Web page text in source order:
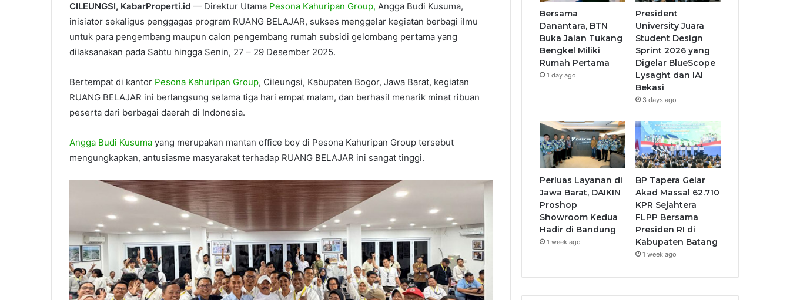
CILEUNGSI, KabarProperti.id — Direktur Utama Pesona Kahuripan Group, Angga Budi Kusuma,
inisiator sekaligus penggagas program RUANG BELAJAR, sukses menggelar kegiatan berbagi ilmu
untuk para pengembang maupun calon pengembang rumah subsidi gelombang pertama yang
dilaksanakan pada Sabtu hingga Senin, 27 – 29 Desember 2025.
Bertempat di kantor Pesona Kahuripan Group, Cileungsi, Kabupaten Bogor, Jawa Barat, kegiatan
RUANG BELAJAR ini berlangsung selama tiga hari empat malam, dan berhasil menarik minat ribuan
peserta dari berbagai daerah di Indonesia.
Angga Budi Kusuma yang merupakan mantan office boy di Pesona Kahuripan Group tersebut
mengungkapkan, antusiasme masyarakat terhadap RUANG BELAJAR ini sangat tinggi.
Bersama
Danantara, BTN
Buka Jalan Tukang
Bengkel Miliki
Rumah Pertama
1 day ago
President
University Juara
Student Design
Sprint 2026 yang
Digelar BlueScope
Lysaght dan IAI
Bekasi
3 days ago
Perluas Layanan di
Jawa Barat, DAIKIN
Proshop
Showroom Kedua
Hadir di Bandung
1 week ago
BP Tapera Gelar
Akad Massal 62.710
KPR Sejahtera
FLPP Bersama
Presiden RI di
Kabupaten Batang
1 week ago